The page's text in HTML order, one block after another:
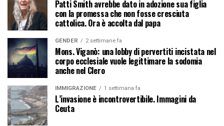
Patti Smith avrebbe dato in adozione sua figlia
con la promessa che non fosse cresciuta
cattolica. Ora è accolta dal papa
GENDER 2 settimane fa
Mons. Viganò: una lobby di pervertiti incistata nel
corpo ecclesiale vuole legittimare la sodomia
anche nel Clero
IMMIGRAZIONE 1 settimana fa
L’invasione è incontrovertibile. Immagini da
Ceuta